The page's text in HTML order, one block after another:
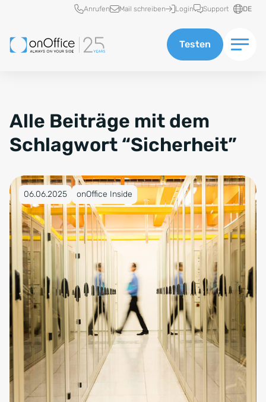
Schnellzugriff
Anrufen Mail schreiben Login Support DE
Testen
Alle Beiträge mit dem
Schlagwort “Sicherheit”
Veröffentlicht am 06.06.2025
06.06.2025 onOffice Inside